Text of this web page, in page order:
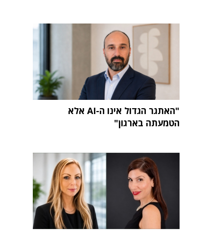
"האתגר הגדול אינו ה-AI אלא
הטמעתה בארגון"